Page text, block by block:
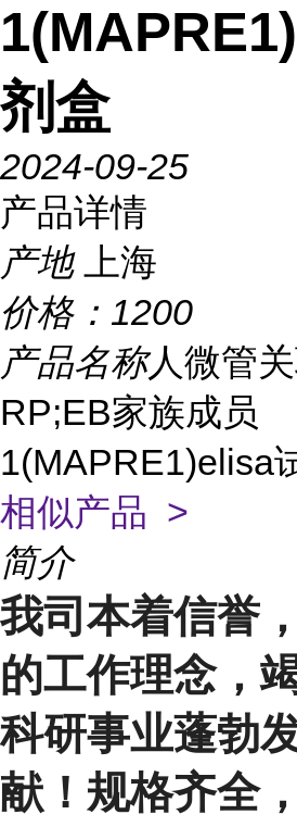
剂盒
2024-09-25
产品详情
产地
上海
价格： 1200
产品名称人微管
RP;EB家族成员
1(MAPRE1)elisa
相似产品 >
简介
我司本着信誉
的工作理念，
科研事业蓬勃
献！规格齐全